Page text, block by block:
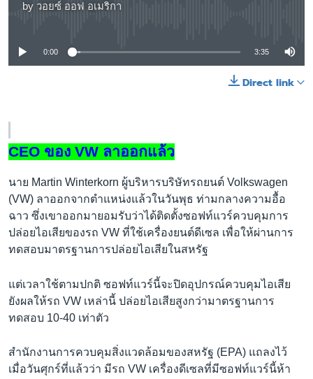
by วอยซ์ ออฟ อเมริกา
No media source currently available
0:00 3:35
Direct link
CEO ของ VW ลาออกแล้ว
นาย Martin Winterkorn ผู้บริหารบริษัทรถยนต์ Volkswagen
(VW) ลาออกจากตำแหน่งแล้วในวันพุธ ท่ามกลางความอื้อ
ฉาว ซึ่งเขาออกมายอมรับว่าได้ติดตั้งซอฟท์แวร์ควบคุมการ
ปล่อยไอเสียของรถ VW ที่ใช้เครื่องยนต์ดีเซล เพื่อให้ผ่านการ
ทดสอบมาตรฐานการปล่อยไอเสียในสหรัฐ
แต่เวลาใช้ตามปกติ ซอฟท์แวร์นี้จะปิดอุปกรณ์ควบคุมไอเสีย
ยังผลให้รถ VW เหล่านี้ ปล่อยไอเสียสูงกว่ามาตรฐานการ
ทดสอบ 10-40 เท่าตัว
สำนักงานการควบคุมสิ่งแวดล้อมของสหรัฐ (EPA) แถลงไว้
เมื่อวันศุกร์ที่แล้วว่า มีรถ VW เครื่องดีเซลที่มีซอฟท์แวร์นี้ห้า